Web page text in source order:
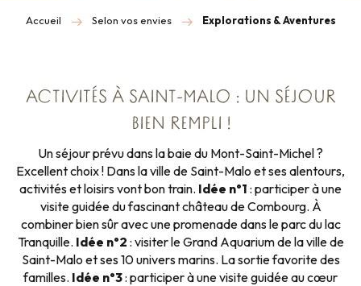
Accueil Selon vos envies Explorations & Aventures
ACTIVITÉS À SAINT-MALO : UN SÉJOUR
BIEN REMPLI !
Un séjour prévu dans la baie du Mont-Saint-Michel ?
Excellent choix ! Dans la ville de Saint-Malo et ses alentours,
activités et loisirs vont bon train. Idée n°1 : participer à une
visite guidée du fascinant château de Combourg. À
combiner bien sûr avec une promenade dans le parc du lac
Tranquille. Idée n°2 : visiter le Grand Aquarium de la ville de
Saint-Malo et ses 10 univers marins. La sortie favorite des
familles. Idée n°3: participer à une visite guidée au cœur